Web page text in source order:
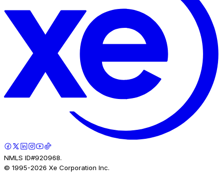
NMLS ID#920968.
© 1995-2026 Xe Corporation Inc.